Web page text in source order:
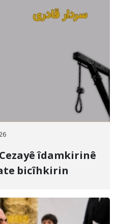
îdamkirinê
bicîhkirin